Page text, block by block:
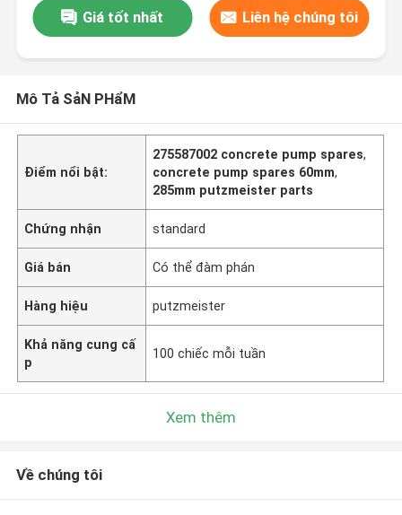
Giá tốt nhất Liên hệ chúng tôi
Mô Tả SảN PHẩM
Điểm nổi bật:
275587002 concrete pump spares,
concrete pump spares 60mm,
285mm putzmeister parts
Chứng nhận standard
Giá bán Có thể đàm phán
Hàng hiệu putzmeister
Khả năng cung cấ
p
100 chiếc mỗi tuần
Xem thêm
Về chúng tôi